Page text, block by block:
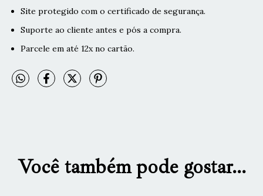
Site protegido com o certificado de segurança.
Suporte ao cliente antes e pós a compra.
Parcele em até 12x no cartão.
Você também pode gostar...